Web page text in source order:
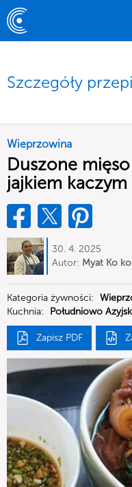
Szczegóły
Wieprzowina
Duszone
jajkiem kaczym
30. 4. 2025
Autor: Myat Ko ko
Kategoria żywności:
Kuchnia:
Południowo
Zapisz PDF